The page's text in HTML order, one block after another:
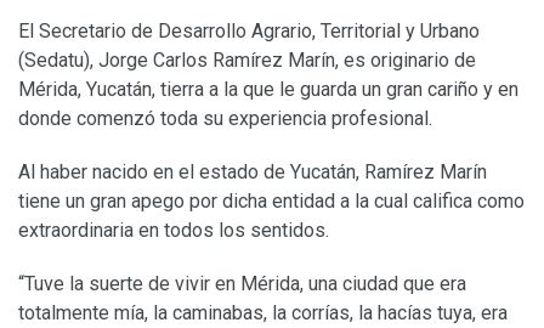
El Secretario de Desarrollo Agrario, Territorial y Urbano
(Sedatu), Jorge Carlos Ramírez Marín, es originario de
Mérida, Yucatán, tierra a la que le guarda un gran cariño y en
donde comenzó toda su experiencia profesional.
Al haber nacido en el estado de Yucatán, Ramírez Marín
tiene un gran apego por dicha entidad a la cual califica como
extraordinaria en todos los sentidos.
“Tuve la suerte de vivir en Mérida, una ciudad que era
totalmente mía, la caminabas, la corrías, la hacías tuya, era